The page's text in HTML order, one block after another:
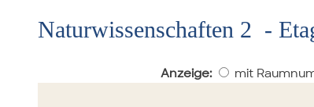
Naturwissenschaften 2 -
Anzeige: mit